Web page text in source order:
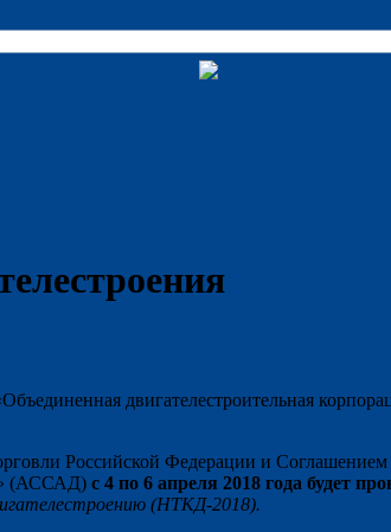
двигателестроительная
Российской Федерации и
(АССАД) с 4 по 6 апреля 2018 года будет
(НТКД-2018).